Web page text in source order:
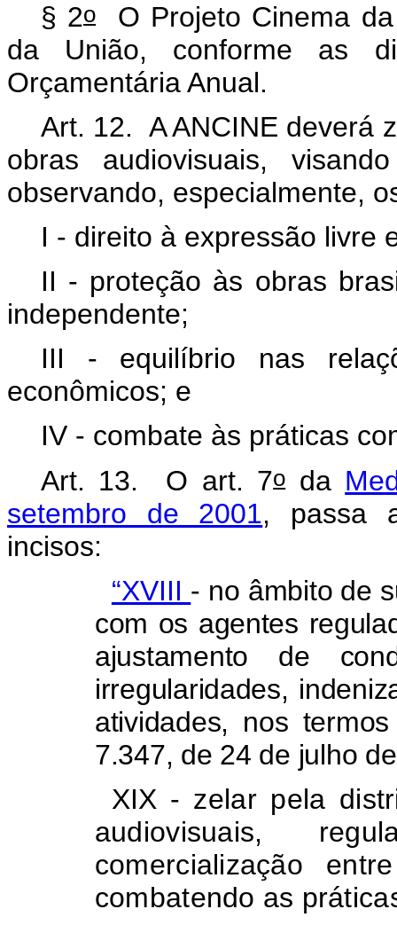
§ 2o
O Projeto Cinema
da União, conforme as
Orçamentária Anual.
Art. 12. A ANCINE deverá
obras audiovisuais,
observando, especialmente,
I - direito à expressão livre
II - proteção às obras
independente;
III - equilíbrio nas
econômicos; e
IV - combate às práticas
Art. 13. O art. 7oda
setembro de 2001, passa
incisos:
“XVIII - no âmbito de
com os agentes
ajustamento de
irregularidades,
atividades, nos
7.347, de 24 de julho
XIX - zelar pela
audiovisuais,
comercialização
combatendo as